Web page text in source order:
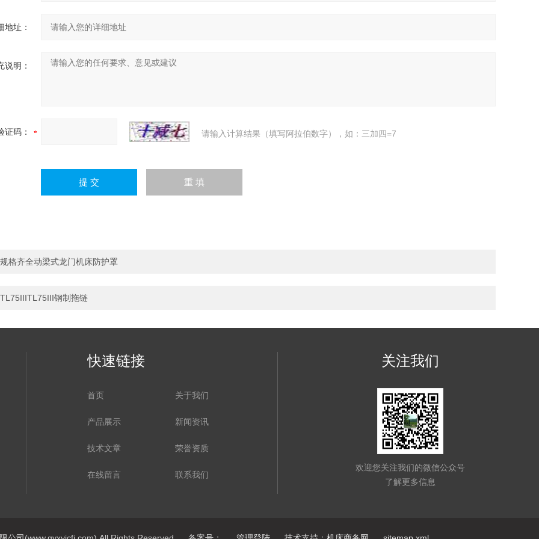
地址：
说明：
证码： 请输入计算结果（填写阿拉伯数字），如：三加四=7
规格齐全动梁式龙门机床防护罩
TL75IIITL75III钢制拖链
快速链接
首页 关于我们
产品展示 新闻资讯
技术文章 荣誉资质
在线留言 联系我们
关注我们
欢迎您关注我们的微信公众号
了解更多信息